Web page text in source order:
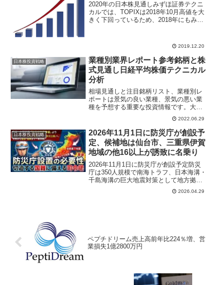
2020年の日本株見通しみずほ証券テクニ
カルでは、TOPIXは2018年10月高値を大
きく下回っているため、2018年にもみ合
折に触れバランスを崩し乱高下するとみ
2019.12.20
日本株投資戦略
業種別業界レポート参考銘柄と株
式見通し日経平均株価テクニカル
分析
相場見通しと注目銘柄リスト、業種別レ
ポートは景気の良い業種、景気の悪い業
種を予想する重要な投資情報です。大手
証券会社アナリストレポートから相場見
通しと注目株、セクター投資判断を参考
にして個人投資家も機関投資家レベルの
株式投資情報を資産運用に役立て
2022.06.29
日本株投資戦略
2026年11月1日に防災庁が創設予
定、候補地は仙台市、三重県伊賀
地域の他16以上が誘致に名乗り
2026年11月1日に防災庁が創設予定防災
庁は350人規模で南海トラフ、日本海溝・
千島海溝の巨大地震対策として地方拠点
を2カ所設置する方針。防災庁がどこに設
置されるか防災庁候補地は2か所に対して
の発生が切迫する中、人命・人権最優先
の「防災立国」の実現をすべく
2026.04.29
ペプチドリーム売上高前年比224％増、営
業損失1億2800万円